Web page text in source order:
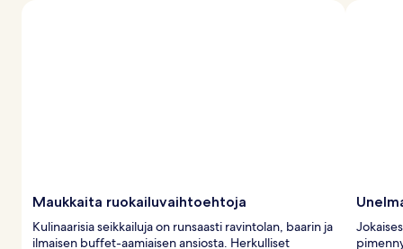
Maukkaita ruokailuvaihtoehtoja
Kulinaarisia seikkailuja on runsaasti ravintolan, baarin ja
ilmaisen buffet-aamiaisen ansiosta. Herkulliset